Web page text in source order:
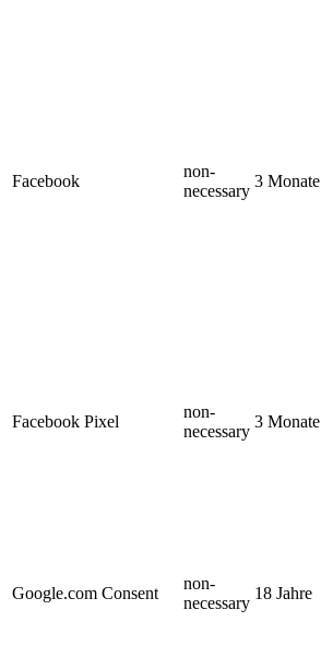
Facebook
non-
necessary
3 Monate
Facebook Pixel
non-
necessary
3 Monate
Google.com Consent
non-
necessary
18 Jahre